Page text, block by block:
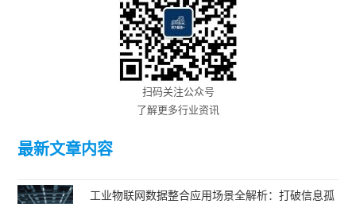
扫码关注公众号
了解更多行业资讯
最新文章内容
工业物联网数据整合应用场景全解析：打破信息孤